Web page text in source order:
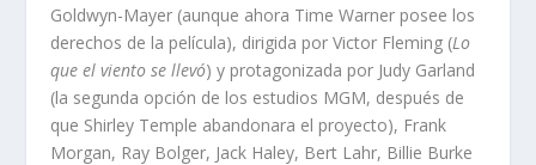
Goldwyn-Mayer (aunque ahora Time Warner posee los
derechos de la película), dirigida por Victor Fleming (Lo
que el viento se llevó) y protagonizada por Judy Garland
(la segunda opción de los estudios MGM, después de
que Shirley Temple abandonara el proyecto), Frank
Morgan, Ray Bolger, Jack Haley, Bert Lahr, Billie Burke